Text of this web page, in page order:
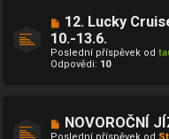
12. Lucky
10.-13.6.
Poslední příspěvek od
Odpovědi: 10
NOVOROČNÍ